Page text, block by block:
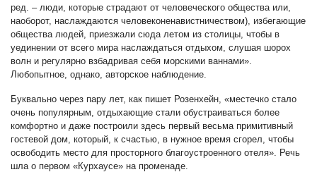
ред. – люди, которые страдают от человеческого общества или,
наоборот, наслаждаются человеконенавистничеством), избегающие
общества людей, приезжали сюда летом из столицы, чтобы в
уединении от всего мира наслаждаться отдыхом, слушая шорох
волн и регулярно взбадривая себя морскими ваннами».
Любопытное, однако, авторское наблюдение.
Буквально через пару лет, как пишет Розенхейн, «местечко стало
очень популярным, отдыхающие стали обустраиваться более
комфортно и даже построили здесь первый весьма примитивный
гостевой дом, который, к счастью, в нужное время сгорел, чтобы
освободить место для просторного благоустроенного отеля». Речь
шла о первом «Курхаусе» на променаде.